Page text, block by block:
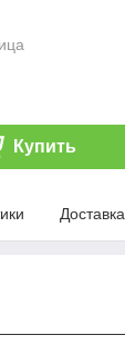
Купить
Доставка